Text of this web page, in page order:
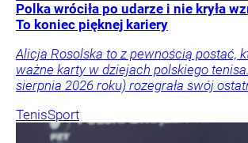
Polka wróciła po udarze i nie kryła
To koniec pięknej kariery
Alicja Rosolska to z pewnością postać,
ważne karty w dziejach polskiego
sierpnia 2026 roku) rozegrała swój
TenisSport